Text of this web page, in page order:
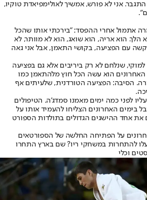
אני לא פורש, אמשיך לאולימפיאדת טוקיו,
אתמול אחרי ההפסד: "בירכתי אותו שהכל
הלך. הוא אריה, הוא שואג, הוא לא מוותר, לא
עם הפציעה, בקושי התאמן, אבל אני גאה
שנלחם לא רק ביריבים אלא גם בפציעה
הוא עשה הכל חוץ מלהתאמן כמו
הסיבה: הפציעה הטורדנית, שלעיתים אף
לפני כמה ימים מאמנו סמדג'ה. הטיפולים
בימים האחרונים הצליחו להעמיד אותו על
את אחד ההישגים הגדולים בתולדות הספורט
על הפתיחה החלשה של הספורטאים
להתחרות במשחקי ריו? שם בארץ התחרו
וכלי